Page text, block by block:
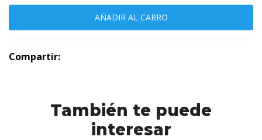
Compartir:
También te puede
interesar